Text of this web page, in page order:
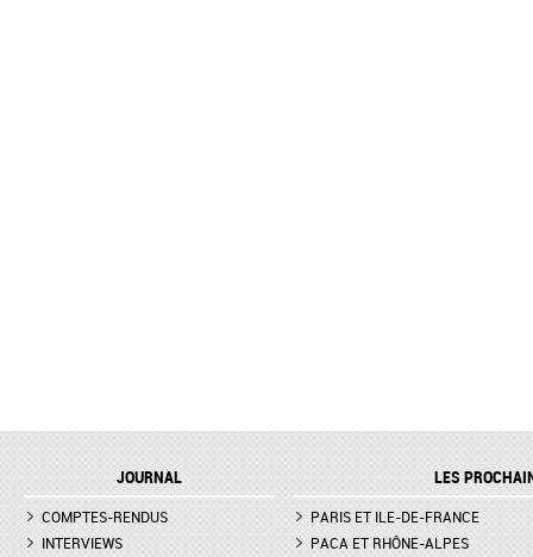
JOURNAL
COMPTES-RENDUS
INTERVIEWS
LES
PARIS ET ILE-DE-FRANCE
PACA ET RHÔNE-ALPES